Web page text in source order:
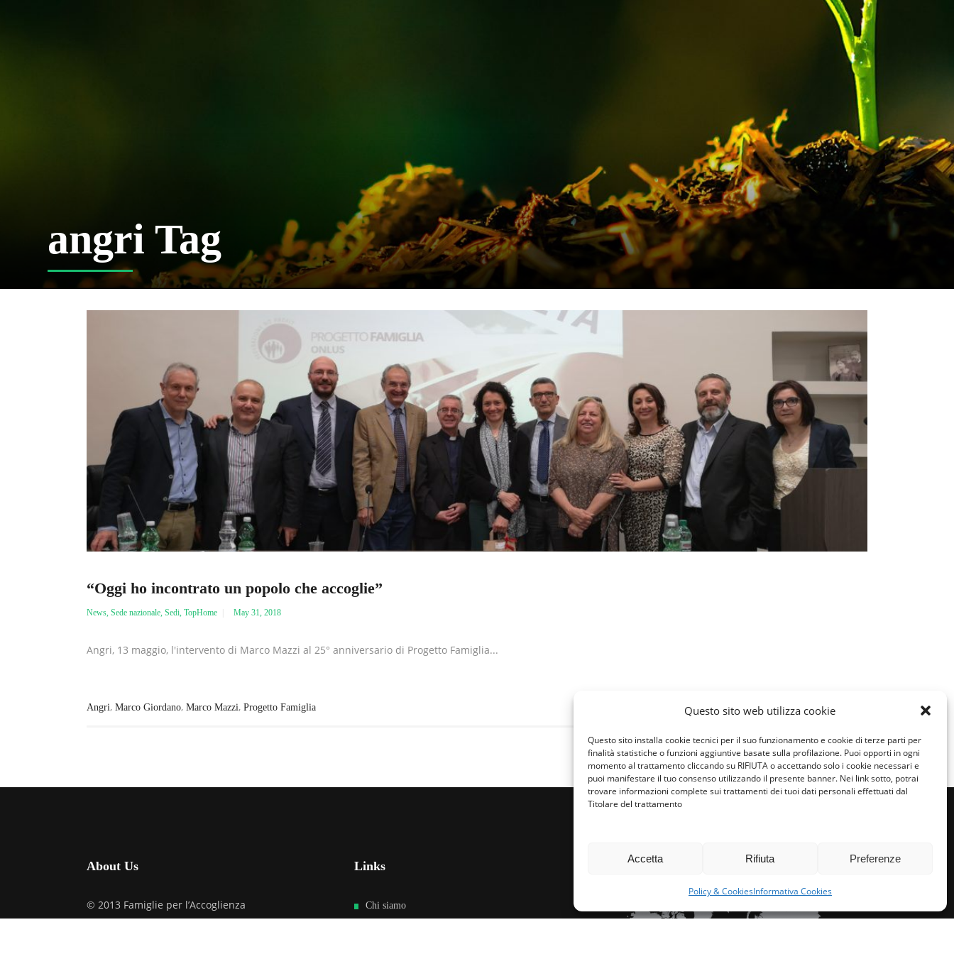
Questo sito web utilizza cookie
Questo sito installa cookie tecnici per il suo funzionamento e cookie di terze parti per
finalità statistiche o funzioni aggiuntive basate sulla profilazione. Puoi opporti in ogni
momento al trattamento cliccando su RIFIUTA o accettando solo i cookie necessari e
puoi manifestare il tuo consenso utilizzando il presente banner. Nei link sotto, potrai
trovare informazioni complete sui trattamenti dei tuoi dati personali effettuati dal
Titolare del trattamento
Accetta Rifiuta Preferenze
Policy & CookiesInformativa Cookies
angri Tag
“Oggi ho incontrato un popolo che accoglie”
News, Sede nazionale, Sedi, TopHome May 31, 2018
Angri, 13 maggio, l'intervento di Marco Mazzi al 25° anniversario di Progetto Famiglia...
Angri, Marco Giordano, Marco Mazzi, Progetto Famiglia Condividi:
About Us
© 2013 Famiglie per l’Accoglienza
Links
Chi siamo
Famiglie per l’accoglienza nel mondo